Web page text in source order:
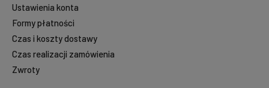
Ustawienia konta
Formy płatności
Czas i koszty dostawy
Czas realizacji zamówienia
Zwroty